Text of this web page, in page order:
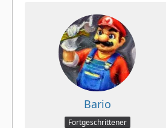
Bario
Fortgeschrittener